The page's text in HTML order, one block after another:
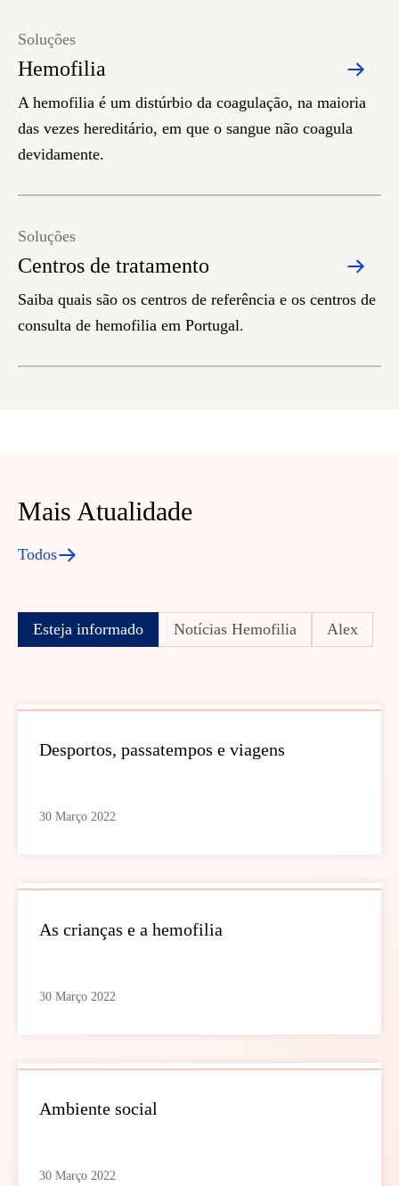
Hemofilia
Soluções
A hemofilia é um distúrbio da coagulação, na maioria
das vezes hereditário, em que o sangue não coagula
devidamente.
Centros de tratamento
Soluções
Saiba quais são os centros de referência e os centros de
consulta de hemofilia em Portugal.
Mais Atualidade
Todos
Esteja informado Notícias Hemofilia Alex
Desportos, passatempos e viagens
30 Março 2022
As crianças e a hemofilia
30 Março 2022
Ambiente social
30 Março 2022